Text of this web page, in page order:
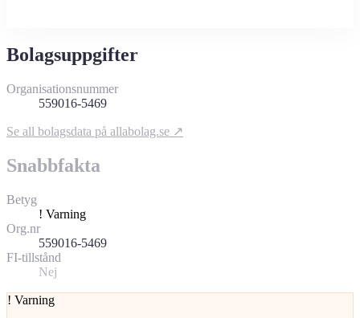
Bolagsuppgifter
Organisationsnummer
559016-5469
Se all bolagsdata på allabolag.se ↗
Snabbfakta
Betyg
! Varning
Org.nr
559016-5469
FI-tillstånd
Nej
! Varning